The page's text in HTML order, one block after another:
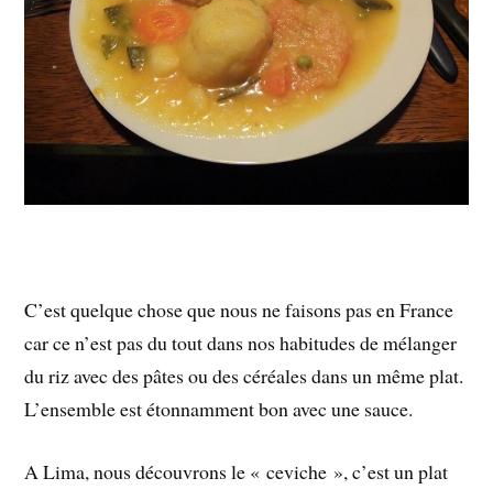
C’est quelque chose que nous ne faisons pas en France
car ce n’est pas du tout dans nos habitudes de mélanger
du riz avec des pâtes ou des céréales dans un même plat.
L’ensemble est étonnamment bon avec une sauce.
A Lima, nous découvrons le « ceviche », c’est un plat